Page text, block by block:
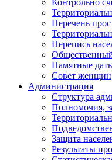
Контрольно
Перечень
Перепись
Памятные
Совет женщин
Администрация
Структура
Полномочия,
Защита
Результаты